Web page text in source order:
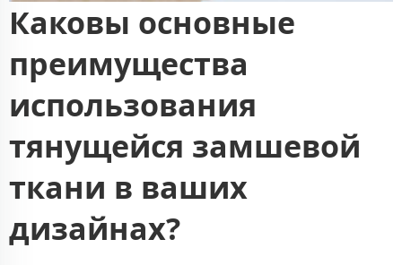
Каковы основные
преимущества
использования
тянущейся замшевой
ткани в ваших
дизайнах?